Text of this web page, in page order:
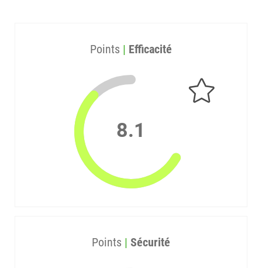
Points | Efficacité
8.1
Points | Sécurité